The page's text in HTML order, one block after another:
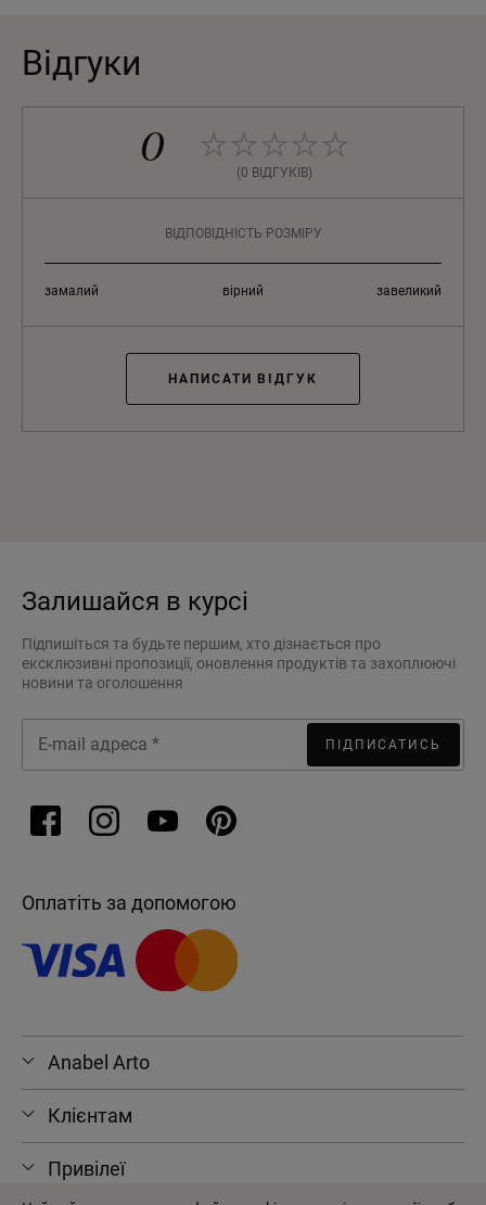
Відгуки
0
(0 ВІДГУКІВ)
ВІДПОВІДНІСТЬ РОЗМІРУ
замалий вірний завеликий
НАПИСАТИ ВІДГУК
Залишайся в курсі
Підпишіться та будьте першим, хто дізнається про
ексклюзивні пропозиції, оновлення продуктів та захоплюючі
новини та оголошення
ПІДПИСАТИСЬ
Оплатіть за допомогою
Anabel Arto
Клієнтам
Привілеї